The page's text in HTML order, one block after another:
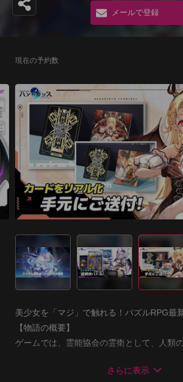
メールで登録
現在の予約数
美少女を「マジ」で触れる！パズルRPG最
【物語の概要】
ゲームでは、霊能協会の霊衛として、人類
チームのメンバーとともに霊災によって荒
さらに表示